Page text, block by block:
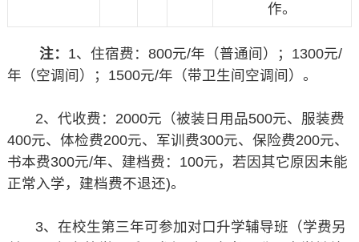
作。
注： 1、住宿费：800元/年（普通间）；1300元/
年（空调间）；1500元/年（带卫生间空调间）。
2、代收费：2000元（被装日用品500元、服装费
400元、体检费200元、军训费300元、保险费200元、
书本费300元/年、建档费：100元，若因其它原因未能
正常入学，建档费不退还)。
3、在校生第三年可参加对口升学辅导班（学费另